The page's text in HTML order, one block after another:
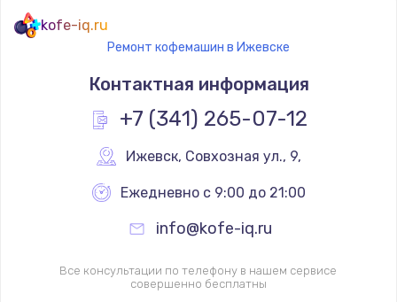
kofe-iq.ru
Ремонт кофемашин в Ижевске
Контактная информация
+7 (341) 265-07-12
Ижевск, Совхозная ул., 9,
Ежедневно с 9:00 до 21:00
info@kofe-iq.ru
Все консультации по телефону в нашем сервисе
совершенно бесплатны